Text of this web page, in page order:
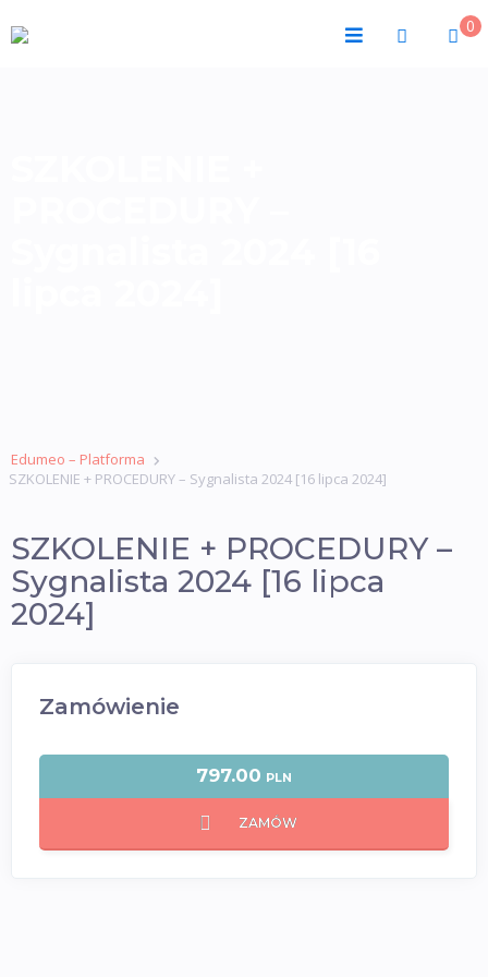
0
Edumeo – Platforma
SZKOLENIE + PROCEDURY – Sygnalista 2024 [16 lipca 2024]
SZKOLENIE + PROCEDURY –
Sygnalista 2024 [16 lipca
2024]
Zamówienie
797.00 PLN
ZAMÓW